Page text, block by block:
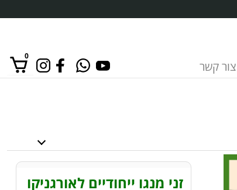
צור קשר
0
זני מנגו ייחודיים לאורגניקו